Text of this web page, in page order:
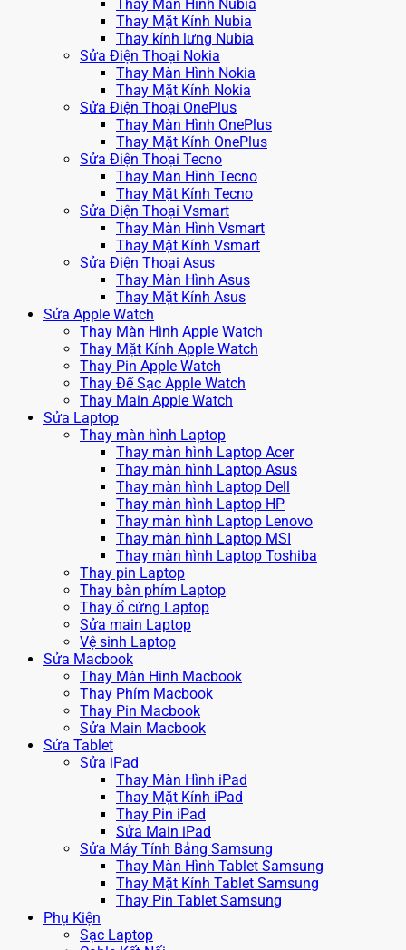
Thay Màn Hình Nubia
Thay Mặt Kính Nubia
Thay kính lưng Nubia
Sửa Điện Thoại Nokia
Thay Màn Hình Nokia
Thay Mặt Kính Nokia
Sửa Điện Thoại OnePlus
Thay Màn Hình OnePlus
Thay Mặt Kính OnePlus
Sửa Điện Thoại Tecno
Thay Màn Hình Tecno
Thay Mặt Kính Tecno
Sửa Điện Thoại Vsmart
Thay Màn Hình Vsmart
Thay Mặt Kính Vsmart
Sửa Điện Thoại Asus
Thay Màn Hình Asus
Thay Mặt Kính Asus
Sửa Apple Watch
Thay Màn Hình Apple Watch
Thay Mặt Kính Apple Watch
Thay Pin Apple Watch
Thay Đế Sạc Apple Watch
Thay Main Apple Watch
Sửa Laptop
Thay màn hình Laptop
Thay màn hình Laptop Acer
Thay màn hình Laptop Asus
Thay màn hình Laptop Dell
Thay màn hình Laptop HP
Thay màn hình Laptop Lenovo
Thay màn hình Laptop MSI
Thay màn hình Laptop Toshiba
Thay pin Laptop
Thay bàn phím Laptop
Thay ổ cứng Laptop
Sửa main Laptop
Vệ sinh Laptop
Sửa Macbook
Thay Màn Hình Macbook
Thay Phím Macbook
Thay Pin Macbook
Sửa Main Macbook
Sửa Tablet
Sửa iPad
Thay Màn Hình iPad
Thay Mặt Kính iPad
Thay Pin iPad
Sửa Main iPad
Sửa Máy Tính Bảng Samsung
Thay Màn Hình Tablet Samsung
Thay Mặt Kính Tablet Samsung
Thay Pin Tablet Samsung
Phụ Kiện
Sạc Laptop